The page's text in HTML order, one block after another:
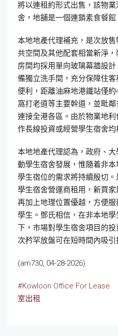
將以連租約形式出售，該物
舍，地舖是一個連鎖素食餐館
本地地產代理補充，是次放
共空間及其他配套相當新淨，
房間均採用單向玻璃幕牆設
備獨立洗手間，充分保障住
便利，距離油麻地港鐵站僅
窩打老道等主要幹道，並毗
連接全港各區。由於物業地
作長線投資或經營學生宿舍均
本地地產代理認為，政府、
動學生宿舍發展，惟隨着非
學生宿位的需求將持續殷切
學生宿舍營運商租用，新買家
再加上地理位置優越，方便
學生。鄧氏相信，在非本地
下，市場對學生宿舍項目的
次矜罕放盤可在短時間內吸引
(am730, 04-28-2026)
#Kowloon Office For Lease
室出租